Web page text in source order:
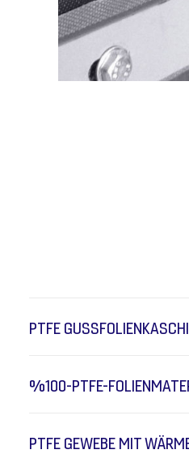
PTFE
%100-PTFE-
PTFE GEWEBE MIT